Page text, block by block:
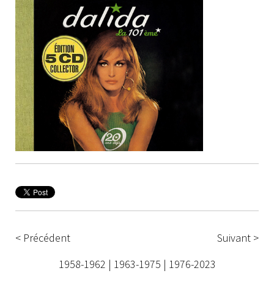
< Précédent
Suivant >
1958-1962 | 1963-1975 | 1976-2023